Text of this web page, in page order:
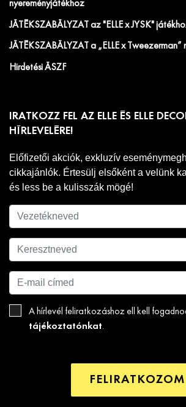
nyereményjátékhoz
JÁTÉKSZABÁLYZAT az "ELLE x JYSK"
JÁTÉKSZABÁLYZAT a „ELLE x
Hirdetési ÁSZF
IRATKOZZ FEL AZ ELLE ÉS ELLE
HÍRLEVELÉRE!
Előfizetői akciók, exkluzív
cikkajánlók. Értesülj elsőként a velünk
és less be a kulisszák mögé!
A hírlevél feliratkozáshoz ell kell
tájékoztatónkat.
FELIRATKOZOM